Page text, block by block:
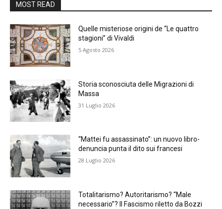
MOST READ
Quelle misteriose origini de “Le quattro
stagioni” di Vivaldi
5 Agosto 2026
Storia sconosciuta delle Migrazioni di
Massa
31 Luglio 2026
“Mattei fu assassinato”: un nuovo libro-
denuncia punta il dito sui francesi
28 Luglio 2026
Totalitarismo? Autoritarismo? “Male
necessario”? Il Fascismo riletto da Bozzi